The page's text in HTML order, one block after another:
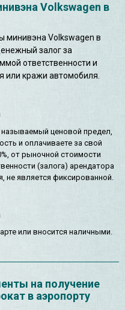
Volkswagen в
минивэна Volkswagen в
залог за
ответственности и
или кражи автомобиля.
ценовой предел,
и оплачиваете за свой
от рыночной стоимости
(залога) арендатора
не является фиксированной.
или вносится наличными.
на получение
в аэропорту